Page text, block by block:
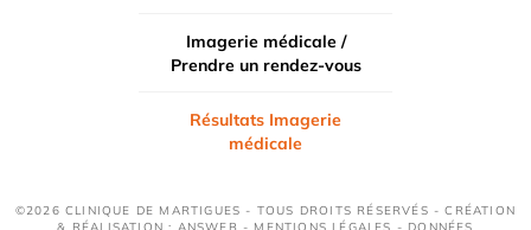
Imagerie médicale /
Prendre un rendez-vous
Résultats Imagerie
médicale
©2026 CLINIQUE DE MARTIGUES - TOUS DROITS RÉSERVÉS - CRÉATION